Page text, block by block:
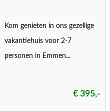
Kom genieten in ons gezellige
vakantiehuis voor 2-7
personen in Emmen...
€ 395,-